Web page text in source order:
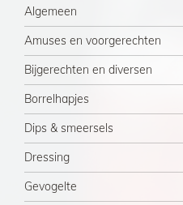
Algemeen
Amuses en voorgerechten
Bijgerechten en diversen
Borrelhapjes
Dips & smeersels
Dressing
Gevogelte